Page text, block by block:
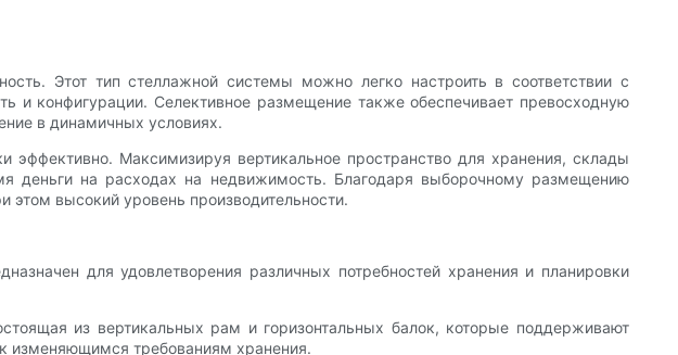
Этот тип стеллажной системы можно легко настроить в соответствии с
и конфигурации. Селективное размещение также обеспечивает превосходную
в динамичных условиях.
Максимизируя вертикальное пространство для хранения, склады
деньги на расходах на недвижимость. Благодаря выборочному размещению
этом высокий уровень производительности.
для удовлетворения различных потребностей хранения и планировки
из вертикальных рам и горизонтальных балок, которые поддерживают
изменяющимся требованиям хранения.